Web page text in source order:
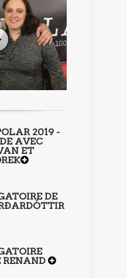
2019 -
AVEC
ET
DE
RENAND